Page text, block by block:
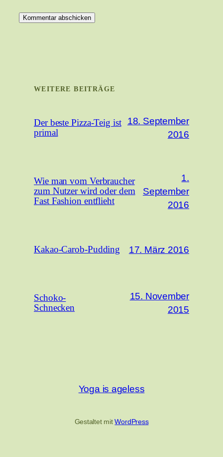
WEITERE BEITRÄGE
Der beste Pizza-Teig ist
primal
18. September
2016
Wie man vom Verbraucher
zum Nutzer wird oder dem
Fast Fashion entflieht
1.
September
2016
Kakao-Carob-Pudding 17. März 2016
Schoko-
Schnecken
15. November
2015
Yoga is ageless
Gestaltet mitWordPress